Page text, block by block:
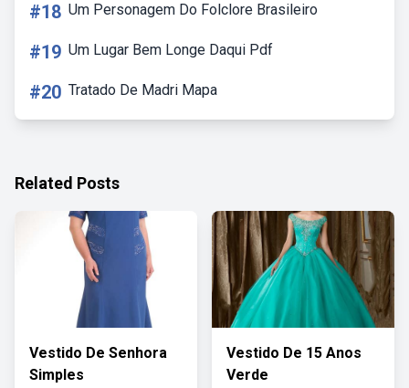
#18 Um Personagem Do Folclore Brasileiro
#19 Um Lugar Bem Longe Daqui Pdf
#20 Tratado De Madri Mapa
Related Posts
Vestido De Senhora
Simples
Vestido De 15 Anos
Verde